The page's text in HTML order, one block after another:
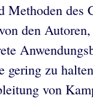
den
zu
von